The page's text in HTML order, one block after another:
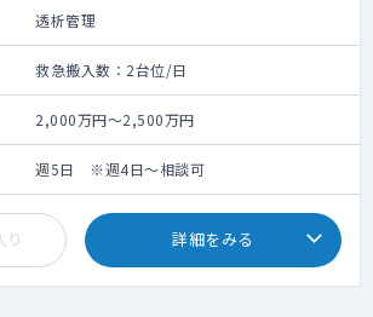
透析管理
救急搬入数：2台位/日
2,000万円～2,500万円
週5日 ※週4日～相談可
り 詳細をみる